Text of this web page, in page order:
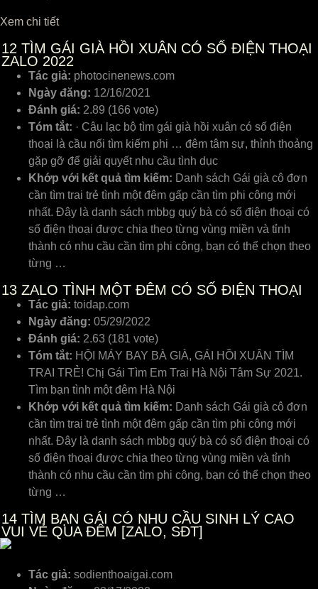
Xem chi tiết
12 TÌM GÁI GIÀ HỒI XUÂN CÓ SỐ ĐIỆN THOẠI
ZALO 2022
Tác giả: photocinenews.com
Ngày đăng: 12/16/2021
Đánh giá: 2.89 (166 vote)
Tóm tắt: · Câu lạc bộ tìm gái già hồi xuân có số điện
thoại là cầu nối tìm kiếm phi … đêm tâm sự, thỉnh thoảng
gặp gỡ để giải quyết nhu cầu tình dục
Khớp với kết quả tìm kiếm: Danh sách Gái già cô đơn
cần tìm trai trẻ tình một đêm gấp cần tìm phi công mới
nhất. Đây là danh sách mbbg quý bà có số điện thoại có
số điện thoại được chia theo từng vùng miền và tỉnh
thành có nhu cầu cần tìm phi công, bạn có thể chọn theo
từng …
13 ZALO TÌNH MỘT ĐÊM CÓ SỐ ĐIỆN THOẠI
Tác giả: toidap.com
Ngày đăng: 05/29/2022
Đánh giá: 2.63 (181 vote)
Tóm tắt: HỘI MÁY BAY BÀ GIÀ, GÁI HỒI XUÂN TÌM
TRAI TRẺ! Chị Gái Tìm Em Trai Hà Nội Tâm Sự 2021.
Tìm bạn tình một đêm Hà Nội
Khớp với kết quả tìm kiếm: Danh sách Gái già cô đơn
cần tìm trai trẻ tình một đêm gấp cần tìm phi công mới
nhất. Đây là danh sách mbbg quý bà có số điện thoại có
số điện thoại được chia theo từng vùng miền và tỉnh
thành có nhu cầu cần tìm phi công, bạn có thể chọn theo
từng …
14 TÌM BẠN GÁI CÓ NHU CẦU SINH LÝ CAO
VUI VẺ QUA ĐÊM [ZALO, SĐT]
Tác giả: sodienthoaigai.com